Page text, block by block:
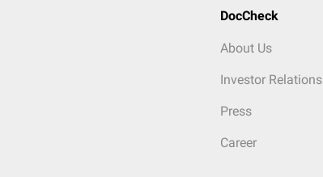
DocCheck
About Us
Investor Relations
Press
Career